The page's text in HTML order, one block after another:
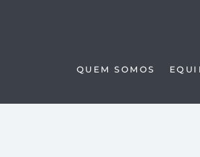
QUEM SOMOS